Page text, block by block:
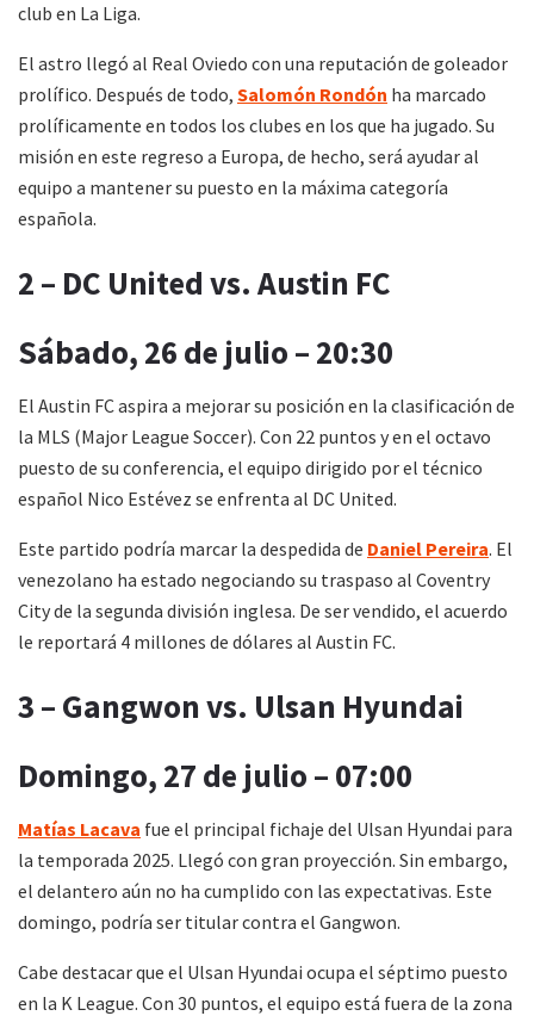
club en La Liga.
El astro llegó al Real Oviedo con una reputación de goleador
prolífico. Después de todo, Salomón Rondón ha marcado
prolíficamente en todos los clubes en los que ha jugado. Su
misión en este regreso a Europa, de hecho, será ayudar al
equipo a mantener su puesto en la máxima categoría
española.
2 – DC United vs. Austin FC
Sábado, 26 de julio – 20:30
El Austin FC aspira a mejorar su posición en la clasificación de
la MLS (Major League Soccer). Con 22 puntos y en el octavo
puesto de su conferencia, el equipo dirigido por el técnico
español Nico Estévez se enfrenta al DC United.
Este partido podría marcar la despedida de Daniel Pereira. El
venezolano ha estado negociando su traspaso al Coventry
City de la segunda división inglesa. De ser vendido, el acuerdo
le reportará 4 millones de dólares al Austin FC.
3 – Gangwon vs. Ulsan Hyundai
Domingo, 27 de julio – 07:00
Matías Lacava fue el principal fichaje del Ulsan Hyundai para
la temporada 2025. Llegó con gran proyección. Sin embargo,
el delantero aún no ha cumplido con las expectativas. Este
domingo, podría ser titular contra el Gangwon.
Cabe destacar que el Ulsan Hyundai ocupa el séptimo puesto
en la K League. Con 30 puntos, el equipo está fuera de la zona